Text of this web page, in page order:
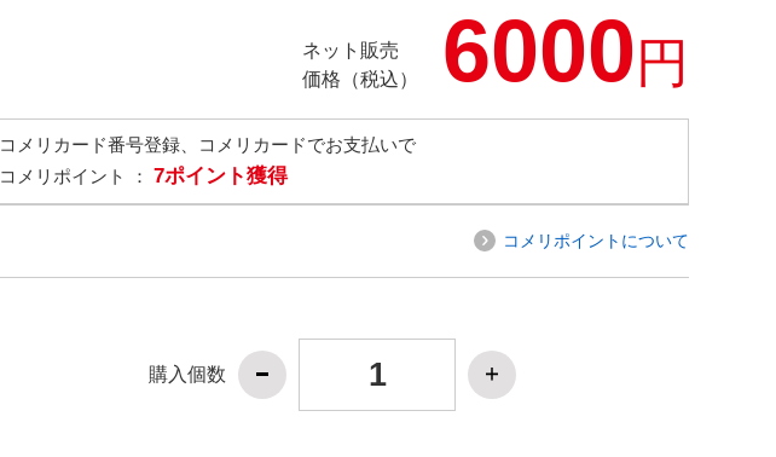
ネット販売
価格（税込）
6000円
コメリカード番号登録、コメリカードでお支払いで
コメリポイント ： 7ポイント獲得
コメリポイントについて
購入個数